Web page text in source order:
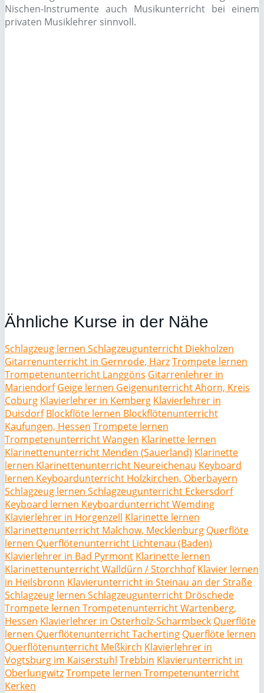
Nischen-Instrumente auch Musikunterricht bei einem
privaten Musiklehrer sinnvoll.
Ähnliche Kurse in der Nähe
Schlagzeug lernen Schlagzeugunterricht Diekholzen
Gitarrenunterricht in Gernrode, HarzTrompete lernen
Trompetenunterricht Langgöns Gitarrenlehrer in
Mariendorf Geige lernen Geigenunterricht Ahorn, Kreis
Coburg Klavierlehrer in Kemberg Klavierlehrer in
Duisdorf Blockflöte lernen Blockflötenunterricht
Kaufungen, Hessen Trompete lernen
Trompetenunterricht Wangen Klarinette lernen
Klarinettenunterricht Menden (Sauerland) Klarinette
lernen Klarinettenunterricht Neureichenau Keyboard
lernen Keyboardunterricht Holzkirchen, Oberbayern
Schlagzeug lernen Schlagzeugunterricht Eckersdorf
Keyboard lernen Keyboardunterricht Wemding
Klavierlehrer in Horgenzell Klarinette lernen
Klarinettenunterricht Malchow, Mecklenburg Querflöte
lernen Querflötenunterricht Lichtenau (Baden)
Klavierlehrer in Bad Pyrmont Klarinette lernen
Klarinettenunterricht Walldürn / Storchhof Klavier lernen
in Heilsbronn Klavierunterricht in Steinau an der Straße
Schlagzeug lernen Schlagzeugunterricht Dröschede
Trompete lernen Trompetenunterricht Wartenberg,
Hessen Klavierlehrer in Osterholz-Scharmbeck Querflöte
lernen Querflötenunterricht Tacherting Querflöte lernen
Querflötenunterricht Meßkirch Klavierlehrer in
Vogtsburg im Kaiserstuhl Trebbin Klavierunterricht in
OberlungwitzTrompete lernen Trompetenunterricht
Kerken